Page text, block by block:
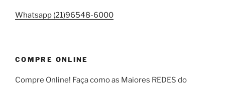
Whatsapp (21)96548-6000
COMPRE ONLINE
Compre Online! Faça como as Maiores REDES do